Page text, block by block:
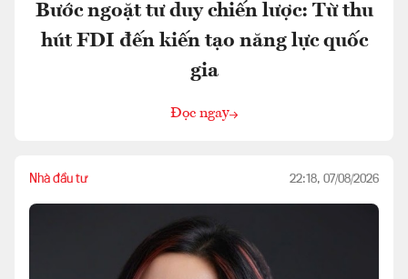
Bước ngoặt tư duy chiến lược: Từ thu
hút FDI đến kiến tạo năng lực quốc
gia
Đọc ngay
Nhà đầu tư 22:18, 07/08/2026